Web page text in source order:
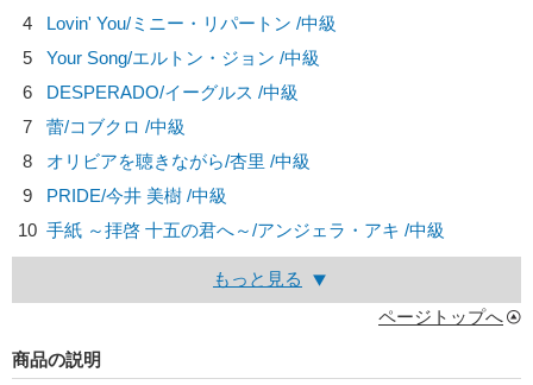
4
Lovin' You/ミニー・リパートン /中級
5
Your Song/エルトン・ジョン /中級
6
DESPERADO/イーグルス /中級
7
蕾/コブクロ /中級
8
オリビアを聴きながら/杏里 /中級
9
PRIDE/今井 美樹 /中級
10 手紙 ～拝啓 十五の君へ～/アンジェラ・アキ /中級
もっと見る
ページトップへ
商品の説明